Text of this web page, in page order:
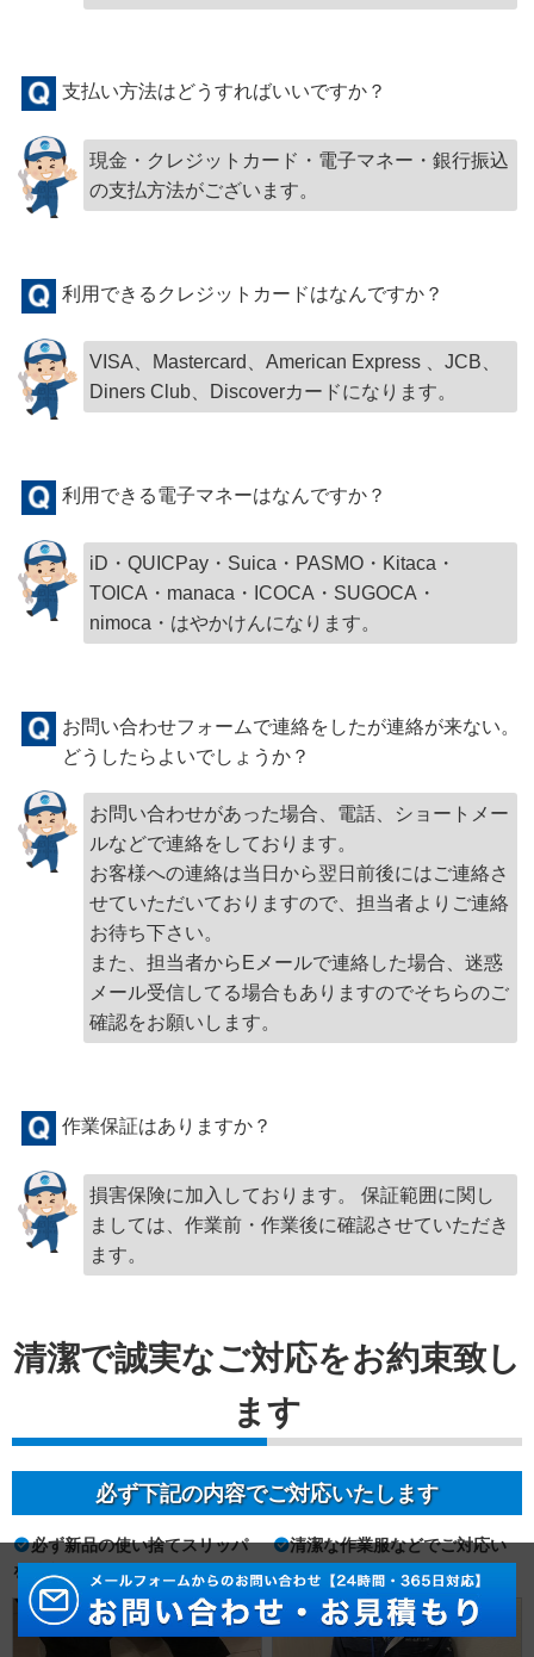
支払い方法はどうすればいいですか？
現金・クレジットカード・電子マネー・銀行振込
の支払方法がございます。
利用できるクレジットカードはなんですか？
VISA、Mastercard、American Express 、JCB、
Diners Club、Discoverカードになります。
利用できる電子マネーはなんですか？
iD・QUICPay・Suica・PASMO・Kitaca・
TOICA・manaca・ICOCA・SUGOCA・
nimoca・はやかけんになります。
お問い合わせフォームで連絡をしたが連絡が来ない。
どうしたらよいでしょうか？
お問い合わせがあった場合、電話、ショートメー
ルなどで連絡をしております。
お客様への連絡は当日から翌日前後にはご連絡さ
せていただいておりますので、担当者よりご連絡
お待ち下さい。
また、担当者からEメールで連絡した場合、迷惑
メール受信してる場合もありますのでそちらのご
確認をお願いします。
作業保証はありますか？
損害保険に加入しております。 保証範囲に関し
ましては、作業前・作業後に確認させていただき
ます。
清潔で誠実なご対応をお約束致し
ます
必ず下記の内容でご対応いたします
必ず新品の使い捨てスリッパ
を持参
清潔な作業服などでご対応い
たします